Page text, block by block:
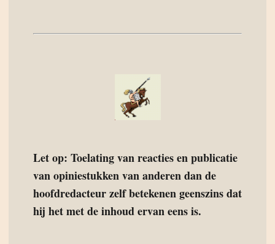
Let op: Toelating van reacties en publicatie
van opiniestukken van anderen dan de
hoofdredacteur zelf betekenen geenszins dat
hij het met de inhoud ervan eens is.